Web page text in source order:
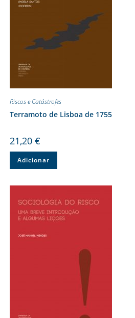
Riscos e Catástrofes
Terramoto de Lisboa de 1755
21,20 €
Adicionar